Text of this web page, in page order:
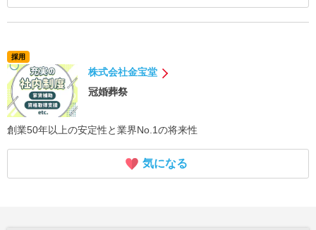
採用
株式会社金宝堂
冠婚葬祭
創業50年以上の安定性と業界No.1の将来性
気になる